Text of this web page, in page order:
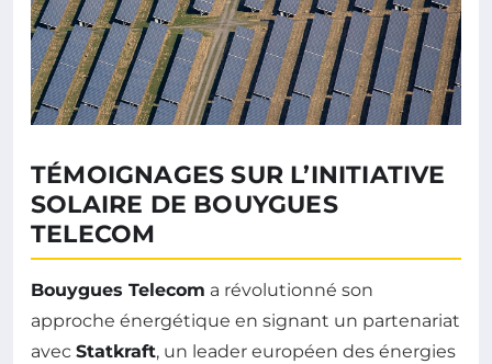
TÉMOIGNAGES SUR L’INITIATIVE
SOLAIRE DE BOUYGUES
TELECOM
Bouygues Telecom a révolutionné son
approche énergétique en signant un partenariat
avec Statkraft, un leader européen des énergies